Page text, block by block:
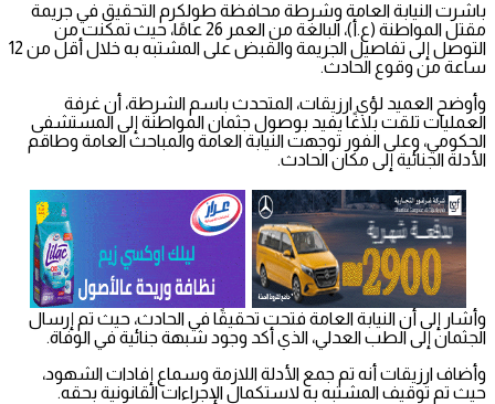
باشرت النيابة العامة وشرطة محافظة طولكرم التحقيق في جريمة
مقتل المواطنة (ع.أ)، البالغة من العمر 26 عامًا، حيث تمكنت من
التوصل إلى تفاصيل الجريمة والقبض على المشتبه به خلال أقل من 12
ساعة من وقوع الحادث.
وأوضح العميد لؤي ارزيقات، المتحدث باسم الشرطة، أن غرفة
العمليات تلقت بلاغًا يفيد بوصول جثمان المواطنة إلى المستشفى
الحكومي، وعلى الفور توجهت النيابة العامة والمباحث العامة وطاقم
الأدلة الجنائية إلى مكان الحادث.
وأشار إلى أن النيابة العامة فتحت تحقيقًا في الحادث، حيث تم إرسال
الجثمان إلى الطب العدلي، الذي أكد وجود شبهة جنائية في الوفاة.
وأضاف ارزيقات أنه تم جمع الأدلة اللازمة وسماع إفادات الشهود،
حيث تم توقيف المشتبه به لاستكمال الإجراءات القانونية بحقه.